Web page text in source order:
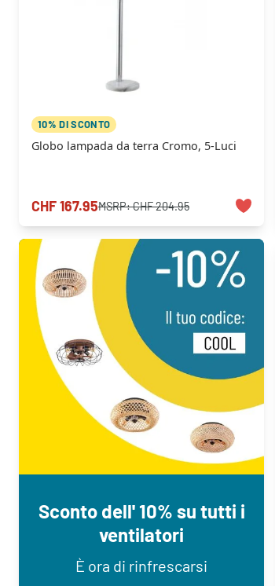
10% DI SCONTO
Globo lampada da terra Cromo, 5-Luci
CHF 167.95MSRP:CHF 204.95
Sconto dell' 10% su tutti i
ventilatori
È ora di rinfrescarsi